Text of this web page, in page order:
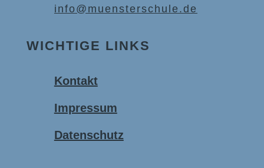
info@muensterschule.de
WICHTIGE LINKS
Kontakt
Impressum
Datenschutz